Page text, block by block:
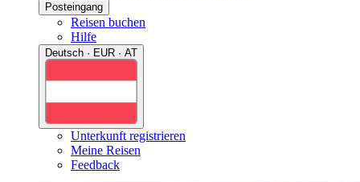
Posteingang
Reisen buchen
Hilfe
Deutsch · EUR · AT
Unterkunft registrieren
Meine Reisen
Feedback